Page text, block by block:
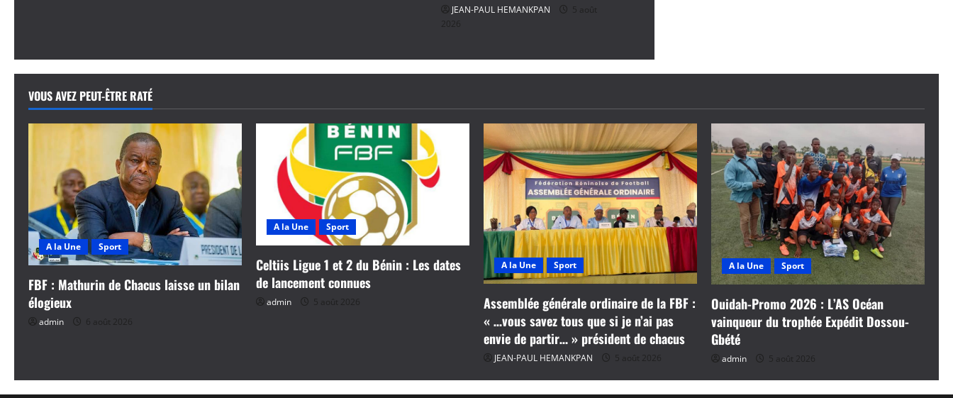
i
c
l
JEAN-PAUL HEMANKPAN
5 août
2026
VOUS AVEZ PEUT-ÊTRE RATÉ
A la Une Sport
FBF : Mathurin de Chacus laisse un bilan
élogieux
admin 6 août 2026
A la Une Sport
Celtiis Ligue 1 et 2 du Bénin : Les dates
de lancement connues
admin 5 août 2026
A la Une Sport
Assemblée générale ordinaire de la FBF :
« …vous savez tous que si je n’ai pas
envie de partir… » président de chacus
JEAN-PAUL HEMANKPAN 5 août 2026
A la Une Sport
Ouidah-Promo 2026 : L’AS Océan
vainqueur du trophée Expédit Dossou-
Gbété
admin 5 août 2026